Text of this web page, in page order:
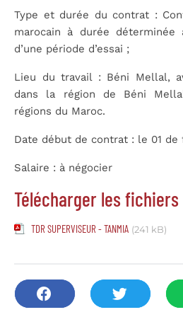
Type et durée du contrat :
marocain à durée
d’une période d’essai ;
Lieu du travail : Béni Mellal,
dans la région de Béni
régions du Maroc.
Date début de contrat : le 01 de
Salaire : à négocier
Télécharger les fichiers
TDR SUPERVISEUR - TANMIA (241 kB)